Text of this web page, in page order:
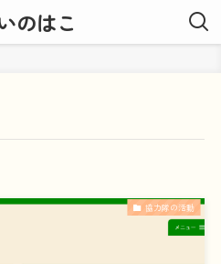
のはこ
協力隊の活動